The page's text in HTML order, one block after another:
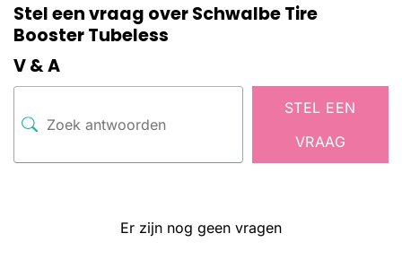
Stel een vraag over Schwalbe Tire
Booster Tubeless
V & A
STEL EEN
VRAAG
Er zijn nog geen vragen